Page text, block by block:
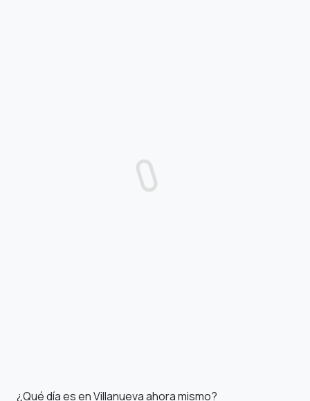
¿Qué día es en Villanueva ahora mismo?